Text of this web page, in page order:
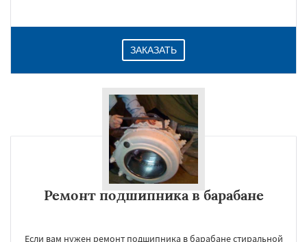
ЗАКАЗАТЬ
Ремонт подшипника в барабане
Если вам нужен ремонт подшипника в барабане стиральной